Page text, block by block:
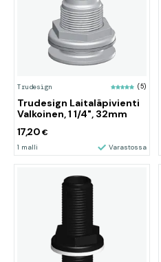
Trudesign (5)
Trudesign Laitaläpivienti
Valkoinen, 1 1/4", 32mm
17,20 €
1 malli Varastossa